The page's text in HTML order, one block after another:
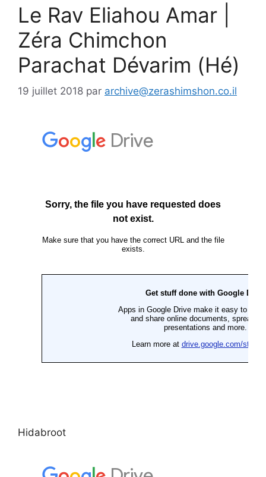
Le Rav Eliahou Amar |
Zéra Chimchon
Parachat Dévarim (Hé)
19 juillet 2018 par archive@zerashimshon.co.il
Hidabroot